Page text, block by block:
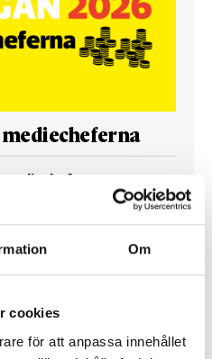
Om
cookies
för att anpassa innehållet